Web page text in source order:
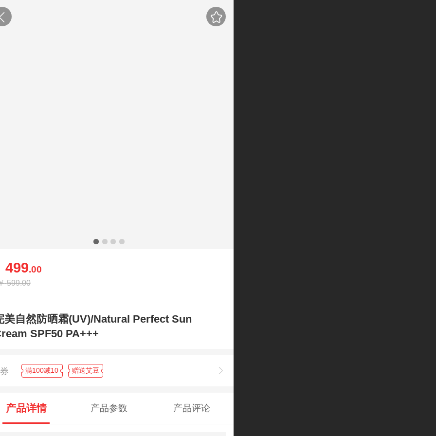
499.00
599.00
美自然防晒霜(UV)/Natural Perfect Sun
SPF50 PA+++
满100减10 赠送艾豆
产品详情 产品参数 产品评论